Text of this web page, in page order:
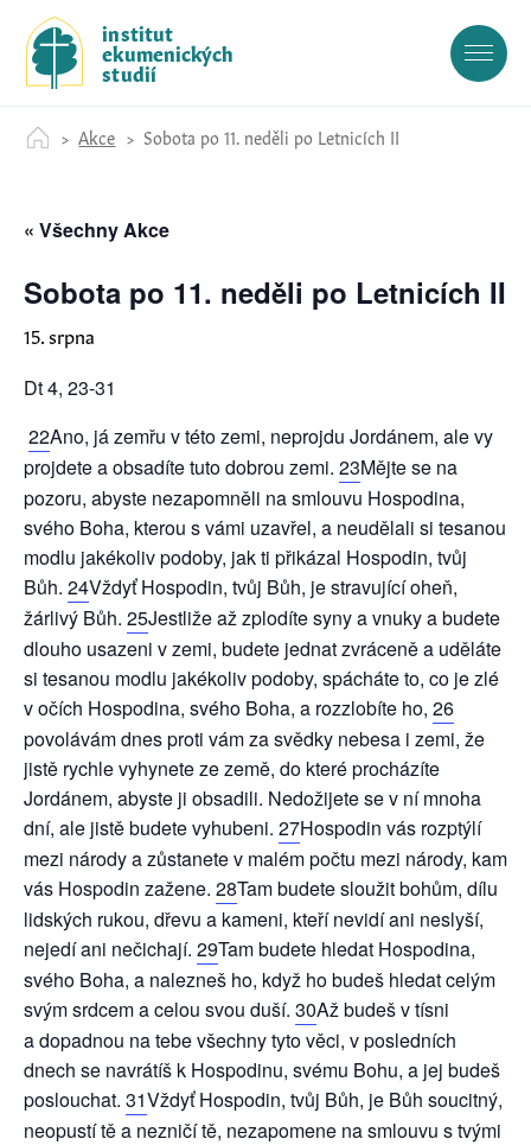
institut
ekumenických
studií
Akce Sobota po 11. neděli po Letnicích II
« Všechny Akce
Sobota po 11. neděli po Letnicích II
15. srpna
Dt 4, 23-31
22Ano, já zemřu v této zemi, neprojdu Jordánem, ale vy
projdete a obsadíte tuto dobrou zemi. 23Mějte se na
pozoru, abyste nezapomněli na smlouvu Hospodina,
svého Boha, kterou s vámi uzavřel, a neudělali si tesanou
modlu jakékoliv podoby, jak ti přikázal Hospodin, tvůj
Bůh. 24Vždyť Hospodin, tvůj Bůh, je stravující oheň,
žárlivý Bůh. 25Jestliže až zplodíte syny a vnuky a budete
dlouho usazeni v zemi, budete jednat zvráceně a uděláte
si tesanou modlu jakékoliv podoby, spácháte to, co je zlé
v očích Hospodina, svého Boha, a rozzlobíte ho, 26
povolávám dnes proti vám za svědky nebesa i zemi, že
jistě rychle vyhynete ze země, do které procházíte
Jordánem, abyste ji obsadili. Nedožijete se v ní mnoha
dní, ale jistě budete vyhubeni. 27Hospodin vás rozptýlí
mezi národy a zůstanete v malém počtu mezi národy, kam
vás Hospodin zažene. 28Tam budete sloužit bohům, dílu
lidských rukou, dřevu a kameni, kteří nevidí ani neslyší,
nejedí ani nečichají. 29Tam budete hledat Hospodina,
svého Boha, a nalezneš ho, když ho budeš hledat celým
svým srdcem a celou svou duší. 30Až budeš v tísni
a dopadnou na tebe všechny tyto věci, v posledních
dnech se navrátíš k Hospodinu, svému Bohu, a jej budeš
poslouchat. 31Vždyť Hospodin, tvůj Bůh, je Bůh soucitný,
neopustí tě a nezničí tě, nezapomene na smlouvu s tvými